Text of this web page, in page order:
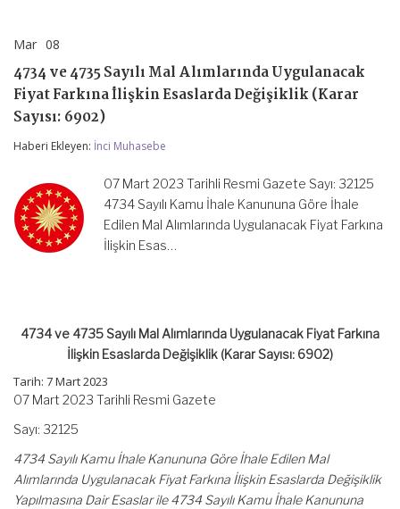
Mar 08
4735
Sayılı
Alımlarında
Fiyat
İlişkin
Esaslarda
Değişiklik
(Karar
Sayısı:
4734 ve 4735 Sayılı Mal Alımlarında Uygulanacak
Fiyat Farkına İlişkin Esaslarda Değişiklik (Karar
Sayısı: 6902)
Haberi Ekleyen: İnci Muhasebe
07 Mart 2023 Tarihli Resmi Gazete Sayı: 32125
4734 Sayılı Kamu İhale Kanununa Göre İhale
Edilen Mal Alımlarında Uygulanacak Fiyat Farkına
İlişkin Esas…
4734 ve 4735 Sayılı Mal Alımlarında Uygulanacak Fiyat Farkına
İlişkin Esaslarda Değişiklik (Karar Sayısı: 6902)
Tarih: 7 Mart 2023
07 Mart 2023 Tarihli Resmi Gazete
Sayı: 32125
4734 Sayılı Kamu İhale Kanununa Göre İhale Edilen Mal
Alımlarında Uygulanacak Fiyat Farkına İlişkin Esaslarda Değişiklik
Yapılmasına Dair Esaslar ile 4734 Sayılı Kamu İhale Kanununa